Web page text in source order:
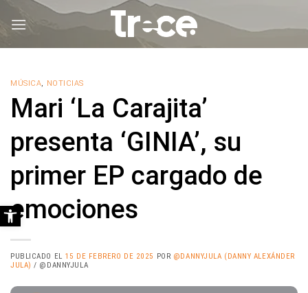
MÚSICA, NOTICIAS
Mari ‘La Carajita’
presenta ‘GINIA’, su
primer EP cargado de
emociones
PUBLICADO EL 15 DE FEBRERO DE 2025 POR @DANNYJULA (DANNY ALEXÁNDER
JULA) / @DANNYJULA
Abrir barra de herramientas